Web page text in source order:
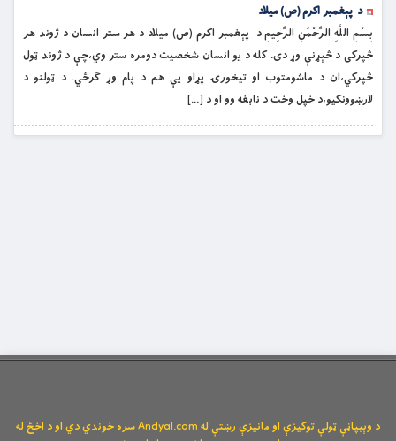
د پېغمبر اکرم (ص) ميلاد
بِسْمِ اللَّهِ الرَّحْمَنِ الرَّحِيمِ د پېغمبر اکرم (ص) ميلاد د هر ستر انسان د ژوند هر
څپرکى د څېړنې وړ دى. كله د يو انسان شخصيت دومره ستر وي،چې د ژوند ټول
څپرکي،ان د ماشومتوب او تيخورۍ پړاو يې هم د پام وړ ګرځي. د ټولنو د
لارښوونکيو،د خپل وخت د نابغه وو او د […]
د وېبپاڼې ټولې توکیزې او مانیزې رښتې له Andyal.com سره خوندي دي او د اخځ له